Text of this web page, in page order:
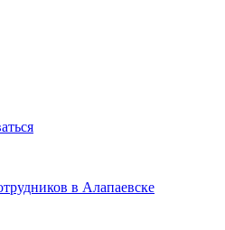
в Алапаевске